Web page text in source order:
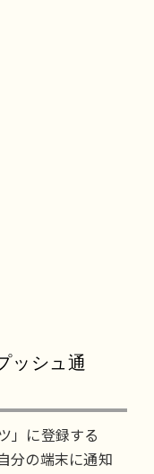
ッシュ通
」に登録する
分の端末に通知